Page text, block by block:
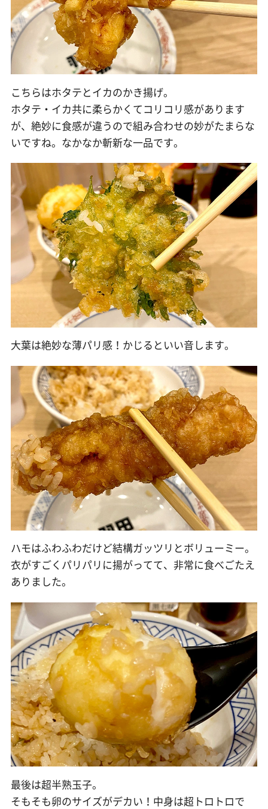
こちらはホタテとイカのかき揚げ。
ホタテ・イカ共に柔らかくてコリコリ感があります
が、絶妙に食感が違うので組み合わせの妙がたまらな
いですね。なかなか斬新な一品です。
大葉は絶妙な薄パリ感！かじるといい音します。
ハモはふわふわだけど結構ガッツリとボリューミー。
衣がすごくパリパリに揚がってて、非常に食べごたえ
ありました。
最後は超半熟玉子。
そもそも卵のサイズがデカい！中身は超トロトロで